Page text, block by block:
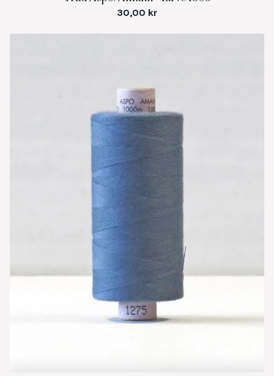
30,00 kr